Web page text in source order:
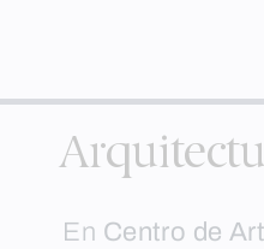
En Centro de